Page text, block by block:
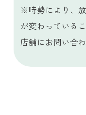
※時勢により、
が変わっている
店舗にお問い合